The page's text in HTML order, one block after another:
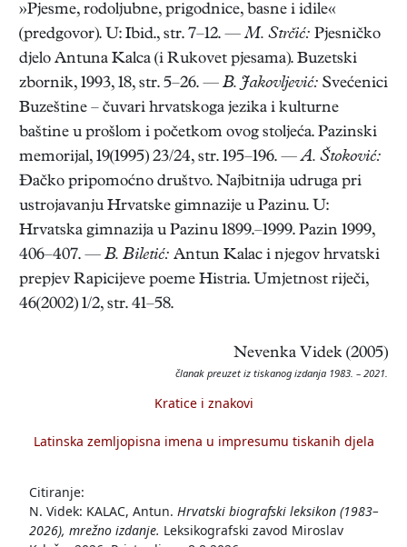
»Pjesme, rodoljubne, prigodnice, basne i idile«
(predgovor). U: Ibid., str. 7–12. —M. Strčić: Pjesničko
djelo Antuna Kalca (i Rukovet pjesama). Buzetski
zbornik, 1993, 18, str. 5–26. — B. Jakovljević: Svećenici
Buzeštine – čuvari hrvatskoga jezika i kulturne
baštine u prošlom i početkom ovog stoljeća. Pazinski
memorijal, 19(1995) 23/24, str. 195–196. —A. Štoković:
Đačko pripomoćno društvo. Najbitnija udruga pri
ustrojavanju Hrvatske gimnazije u Pazinu. U:
Hrvatska gimnazija u Pazinu 1899.–1999. Pazin 1999,
406–407. — B. Biletić: Antun Kalac i njegov hrvatski
prepjev Rapicijeve poeme Histria. Umjetnost riječi,
46(2002) 1/2, str. 41–58.
Nevenka Videk (2005)
članak preuzet iz tiskanog izdanja 1983. – 2021.
Kratice i znakovi
Latinska zemljopisna imena u impresumu tiskanih djela
Citiranje:
N. Videk: KALAC, Antun. Hrvatski biografski leksikon (1983–
2026), mrežno izdanje. Leksikografski zavod Miroslav